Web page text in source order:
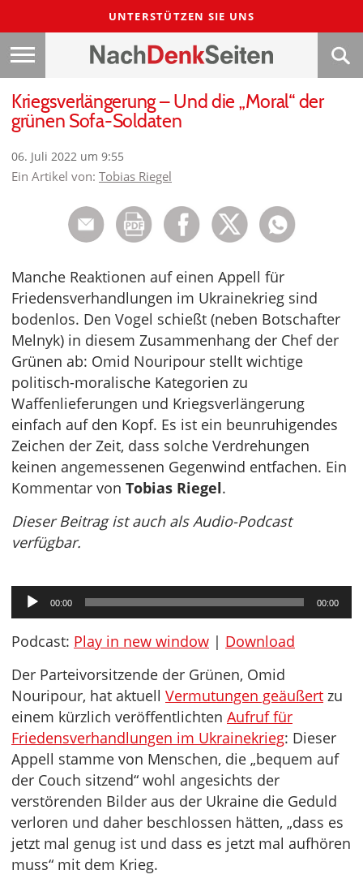
UNTERSTÜTZEN SIE UNS
Kriegsverlängerung – Und die „Moral“ der
grünen Sofa-Soldaten
06. Juli 2022 um 9:55
Ein Artikel von: Tobias Riegel
Manche Reaktionen auf einen Appell für
Friedensverhandlungen im Ukrainekrieg sind
bodenlos. Den Vogel schießt (neben Botschafter
Melnyk) in diesem Zusammenhang der Chef der
Grünen ab: Omid Nouripour stellt wichtige
politisch-moralische Kategorien zu
Waffenlieferungen und Kriegsverlängerung
einfach auf den Kopf. Es ist ein beunruhigendes
Zeichen der Zeit, dass solche Verdrehungen
keinen angemessenen Gegenwind entfachen. Ein
Kommentar von Tobias Riegel.
Dieser Beitrag ist auch als Audio-Podcast
verfügbar.
Audio-
Player
00:00 00:00
Podcast: Play in new window | Download
Der Parteivorsitzende der Grünen, Omid
Nouripour, hat aktuell Vermutungen geäußert zu
einem kürzlich veröffentlichten Aufruf für
Friedensverhandlungen im Ukrainekrieg: Dieser
Appell stamme von Menschen, die „bequem auf
der Couch sitzend“ wohl angesichts der
verstörenden Bilder aus der Ukraine die Geduld
verloren und daher beschlossen hätten, „dass es
jetzt mal genug ist und dass es jetzt mal aufhören
muss“ mit dem Krieg.